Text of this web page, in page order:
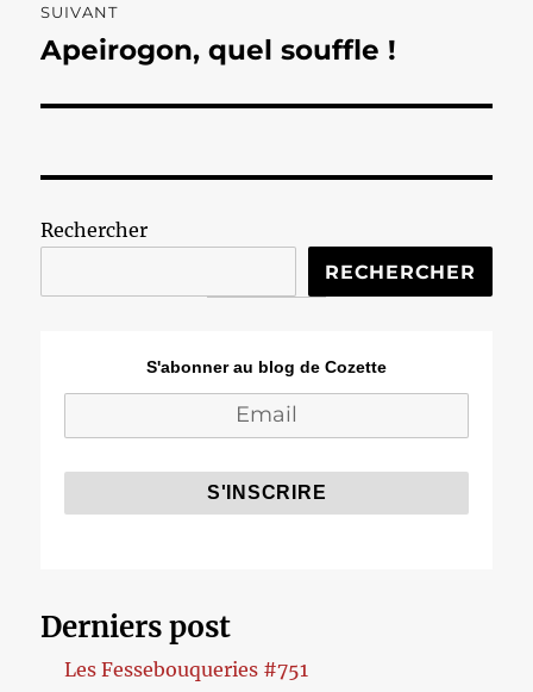
SUIVANT
Publication
Apeirogon, quel souffle !
Rechercher
RECHERCHER
S'abonner au blog de Cozette
Derniers post
Les Fessebouqueries #751